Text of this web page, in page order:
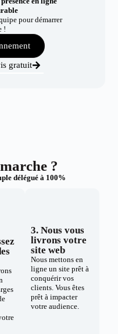
pour démarrer
!
gratuit
?
délégué à 100%
3. Nous vous
livrons votre
site web
Nous mettons en
ligne un site prêt à
conquérir vos
clients. Vous êtes
prêt à impacter
votre audience.